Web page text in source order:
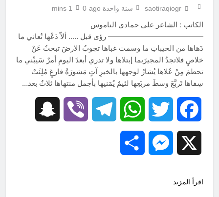
saotiraqiogr سنة واحدة ago 0
1 mins
الكاتب : الشاعر علي حمادي الناموس
————————————— رؤى قبل ….. ألاّ دَعْها تُعاني ما
دَهاها من الخيباتِ ما وسمت غباها تجوبُ الارضَ تبحثُ عَنْ
خلاصٍ فلاتجدُ المجيرَبما إبتلاها ولا تدري أبعدَ اليومِ أمرٌ سَيبْني ما
تحطمَ مِنْ عُلاها يُشارُ لوجهها بالخيرِ آتٍ مَشورَةُ فارغٍ مُلِئَتْ
سِفاها تَربَّعَ وسطَ مربَعِها لئيمٌ يُمَنيها بأجمل منتهاها ثلاثٌ بعد…
Facebook
Twitter
WhatsApp
Telegram
Viber
Messenger
اقرأ المزيد